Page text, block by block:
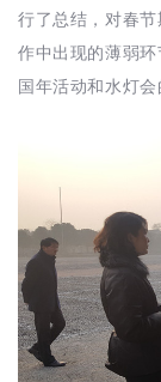
行了总结，对春
作中出现的薄弱
国年活动和水灯